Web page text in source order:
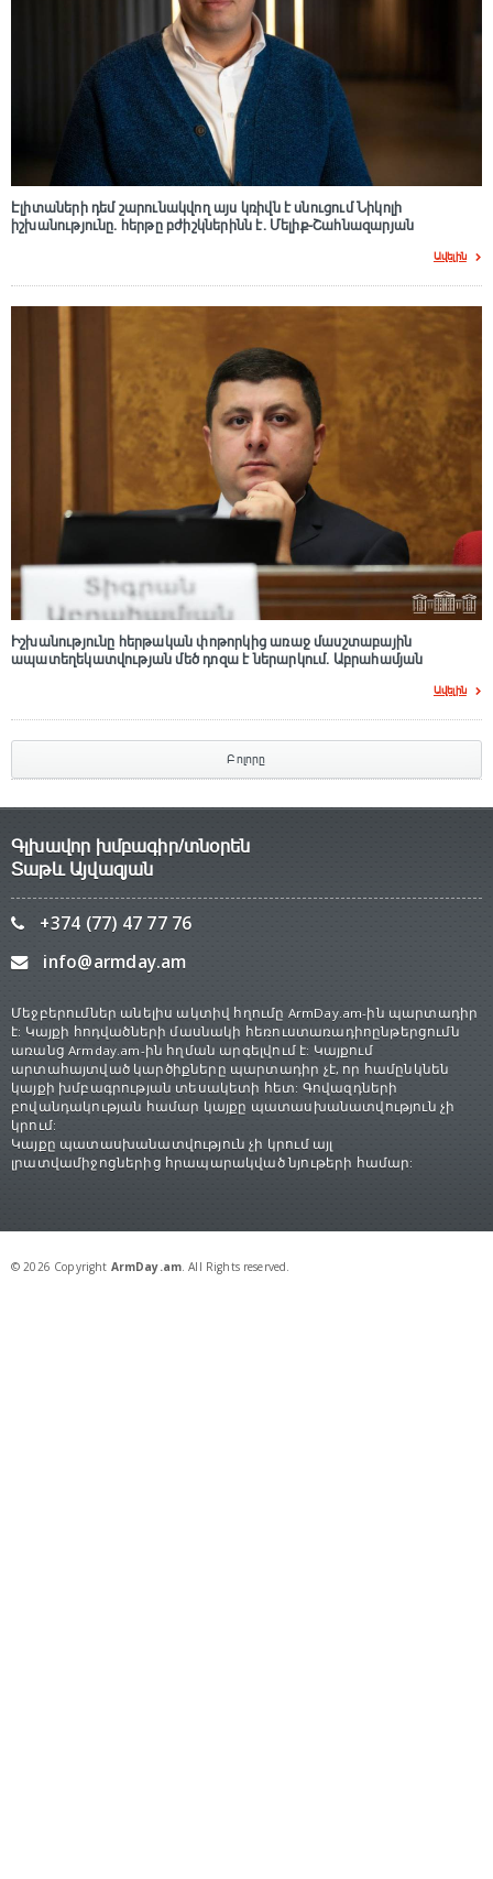
Էլիտաների դեմ շարունակվող այս կռիվն է սնուցում Նիկոլի
իշխանությունը. հերթը բժիշկներինն է. Մելիք-Շահնազարյան
Ավելին
Իշխանությունը հերթական փոթորկից առաջ մասշտաբային
ապատեղեկատվության մեծ դnզա է ներարկում․ Աբրահամյան
Ավելին
Բոլորը
Գլխավոր խմբագիր/տնօրեն
Տաթև Այվազյան
+374 (77) 47 77 76
info@armday.am
Մեջբերումներ անելիս ակտիվ հղումը ArmDay.am-ին պարտադիր
է: Կայքի հոդվածների մասնակի հեռուստառադիոընթերցումն
առանց Armday.am-ին հղման արգելվում է: Կայքում
արտահայտված կարծիքները պարտադիր չէ, որ համընկնեն
կայքի խմբագրության տեսակետի հետ: Գովազդների
բովանդակության համար կայքը պատասխանատվություն չի
կրում:
Կայքը պատասխանատվություն չի կրում այլ
լրատվամիջոցներից հրապարակված նյութերի համար:
© 2026 Copyright ArmDay.am. All Rights reserved.